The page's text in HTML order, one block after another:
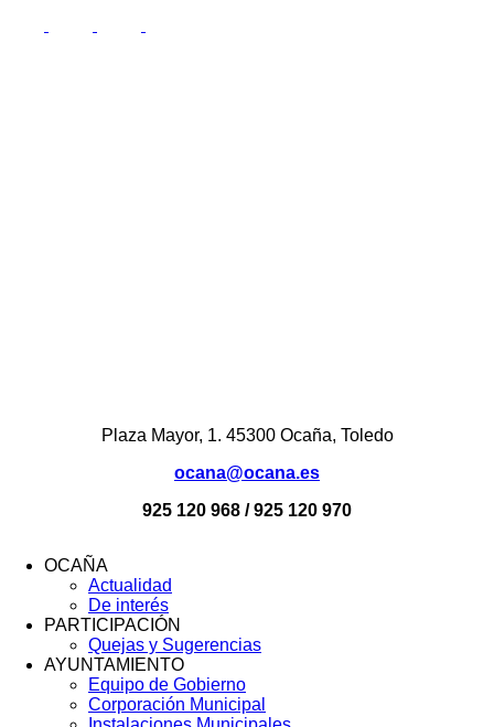
Plaza Mayor, 1. 45300 Ocaña, Toledo
ocana@ocana.es
925 120 968 / 925 120 970
OCAÑA
Actualidad
De interés
PARTICIPACIÓN
Quejas y Sugerencias
AYUNTAMIENTO
Equipo de Gobierno
Corporación Municipal